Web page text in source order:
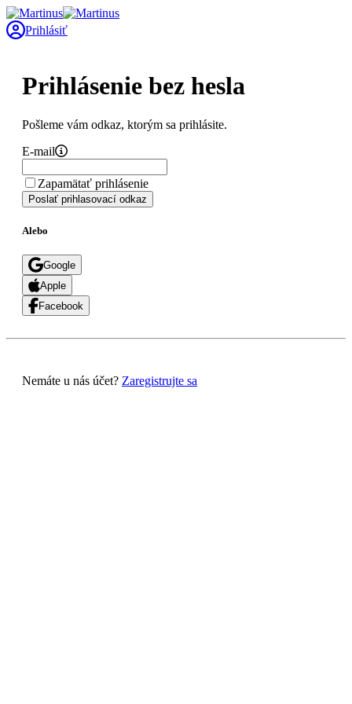
Prihlásiť
Prihlásenie bez hesla
Pošleme vám odkaz, ktorým sa prihlásite.
E-mail
Zapamätať prihlásenie
Poslať prihlasovací odkaz
Alebo
Google
Apple
Facebook
Nemáte u nás účet? Zaregistrujte sa